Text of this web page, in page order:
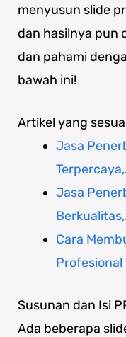
menyusun slide
dan hasilnya pun
dan pahami
bawah ini!
Artikel yang
Jasa
Jasa
Cara
Profesional
Susunan dan Isi
Ada beberapa